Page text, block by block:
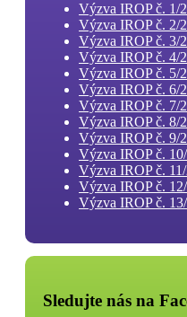
Výzva IROP č. 1/
Výzva IROP č. 2/
Výzva IROP č. 3/
Výzva IROP č. 4/
Výzva IROP č. 5/
Výzva IROP č. 6/
Výzva IROP č. 7/
Výzva IROP č. 8/
Výzva IROP č. 9/
Výzva IROP č.
Výzva IROP č.
Výzva IROP č.
Výzva IROP č.
Sledujte nás na